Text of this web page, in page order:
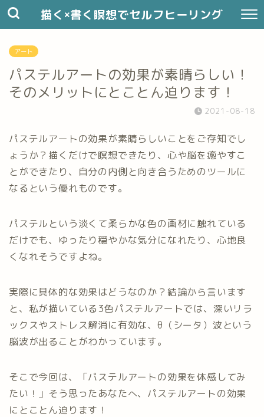
描く×書く瞑想でセルフヒーリング
アート
パステルアートの効果が素晴らしい！
そのメリットにとことん迫ります！
2021-08-18
パステルアートの効果が素晴らしいことをご存知でし
ょうか？描くだけで瞑想できたり、心や脳を癒やすこ
とができたり、自分の内側と向き合うためのツールに
なるという優れものです。
パステルという淡くて柔らかな色の画材に触れている
だけでも、ゆったり穏やかな気分になれたり、心地良
くなれそうですよね。
実際に具体的な効果はどうなのか？結論から言います
と、私が描いている3色パステルアートでは、深いリラ
ックスやストレス解消に有効な、θ（シータ）波という
脳波が出ることがわかっています。
そこで今回は、「パステルアートの効果を体感してみ
たい！」そう思ったあなたへ、パステルアートの効果
にとことん迫ります！